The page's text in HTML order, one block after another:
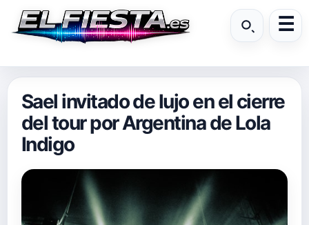
Sael invitado de lujo en el cierre
del tour por Argentina de Lola
Indigo